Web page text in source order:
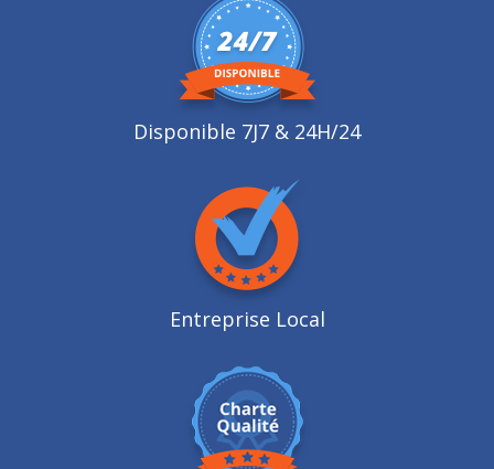
Disponible 7J7 & 24H/24
Entreprise Local